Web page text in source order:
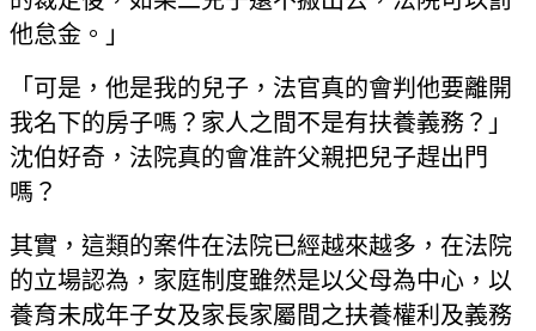
他怠金。」
「可是，他是我的兒子，法官真的會判他要離開
我名下的房子嗎？家人之間不是有扶養義務？」
沈伯好奇，法院真的會准許父親把兒子趕出門
嗎？
其實，這類的案件在法院已經越來越多，在法院
的立場認為，家庭制度雖然是以父母為中心，以
養育未成年子女及家長家屬間之扶養權利及義務